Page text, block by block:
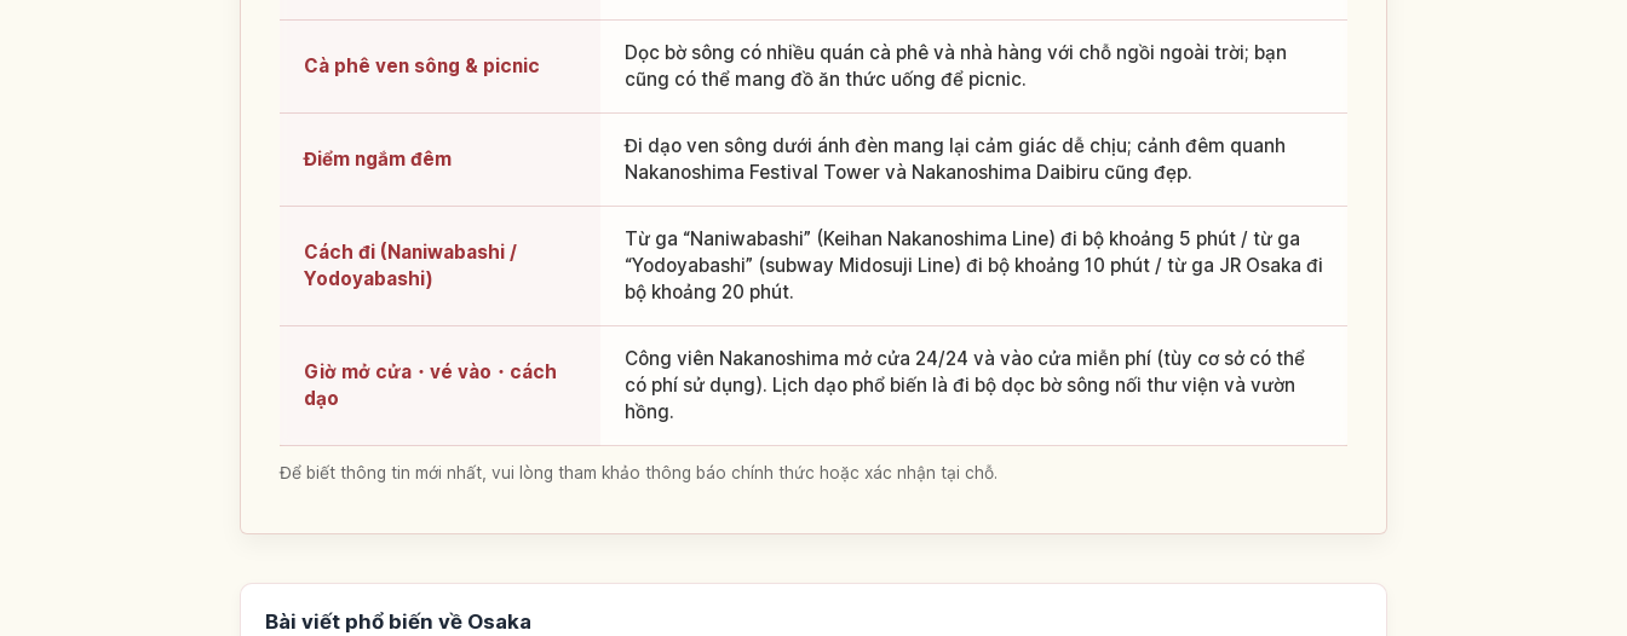
Cà phê ven sông & picnic
Dọc bờ sông có nhiều quán cà phê và nhà hàng với chỗ ngồi ngoài trời; bạn
cũng có thể mang đồ ăn thức uống để picnic.
Điểm ngắm đêm
Đi dạo ven sông dưới ánh đèn mang lại cảm giác dễ chịu; cảnh đêm quanh
Nakanoshima Festival Tower và Nakanoshima Daibiru cũng đẹp.
Cách đi (Naniwabashi /
Yodoyabashi)
Từ ga “Naniwabashi” (Keihan Nakanoshima Line) đi bộ khoảng 5 phút / từ ga
“Yodoyabashi” (subway Midosuji Line) đi bộ khoảng 10 phút / từ ga JR Osaka đi
bộ khoảng 20 phút.
Giờ mở cửa・vé vào・cách
dạo
Công viên Nakanoshima mở cửa 24/24 và vào cửa miễn phí (tùy cơ sở có thể
có phí sử dụng). Lịch dạo phổ biến là đi bộ dọc bờ sông nối thư viện và vườn
hồng.
Để biết thông tin mới nhất, vui lòng tham khảo thông báo chính thức hoặc xác nhận tại chỗ.
Bài viết phổ biến về Osaka